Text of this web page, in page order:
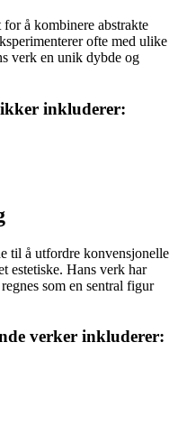
å kombinere abstrakte
ofte med ulike
verk en unik dybde og
inkluderer:
til å utfordre konvensjonelle
estetiske. Hans verk har
som en sentral figur
verker inkluderer: